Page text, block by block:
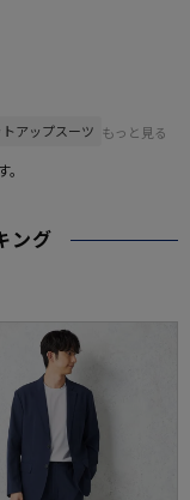
アップスーツ もっと見る
ング